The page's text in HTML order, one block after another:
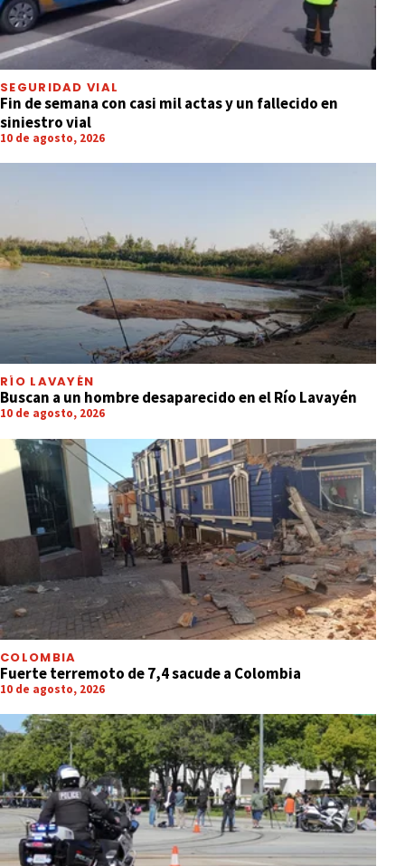
SEGURIDAD VIAL
Fin de semana con casi mil actas y un fallecido en
siniestro vial
10 de agosto, 2026
RÍO LAVAYÉN
Buscan a un hombre desaparecido en el Río Lavayén
10 de agosto, 2026
COLOMBIA
Fuerte terremoto de 7,4 sacude a Colombia
10 de agosto, 2026